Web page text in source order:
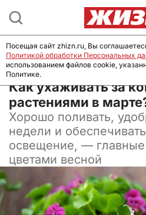
22 марта 2025, 08:00
Как ухаживать за
растениями в
Хорошо поливать,
недели и
освещение, — главные
цветами весной
Посещая сайт zhizn.ru, Вы
Политикой обработки Персональных
использованием файлов cookie,
Политике.